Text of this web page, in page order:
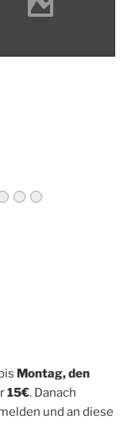
Montag, den
15€. Danach
und an diese